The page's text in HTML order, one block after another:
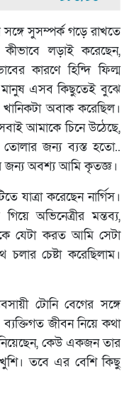
সঙ্গে সুসম্পর্ক গড়ে রাখতে
কীভাবে লড়াই করেছেন,
কারণে হিন্দি ফিল্ম
মানুষ এসব কিছুতেই বুঝে
অবাক করেছিল।
আমাকে চিনে উঠেছে,
জন্য ব্যস্ত হতো..
অবশ্য আমি কৃতজ্ঞ।
যাত্রা করেছেন নার্গিস।
অভিনেত্রীর মন্তব্য,
যেটা করত আমি সেটা
চেষ্টা করেছিলাম।
টোনি বেগের সঙ্গে
ব্যক্তিগত জীবন নিয়ে কথা
কেউ একজন তার
তবে এর বেশি কিছু